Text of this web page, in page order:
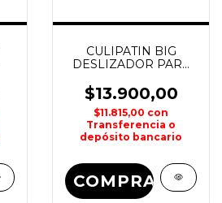
CULIPATIN BIG
DESLIZADOR PARA
$13.900,00
$11.815,00 con
Transferencia o
depósito bancario